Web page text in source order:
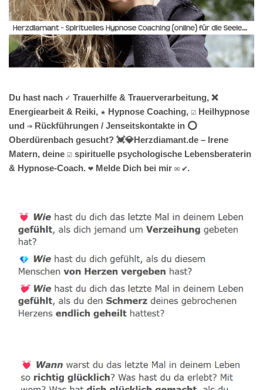
Du hast nach ✓ Trauerhilfe & Trauerverarbeitung, ❌
Energiearbeit & Reiki, ★ Hypnose Coaching, ☑️ Heilhypnose
und ⇒ Rückführungen / Jenseitskontakte in ⭕
Oberdürenbach gesucht? 💓️💎Herzdiamant.de – Irene
Matern, deine ☑️ spirituelle psychologische Lebensberaterin
& Hypnose-Coach. ❤ Melde Dich bei mir ✉ ✔.